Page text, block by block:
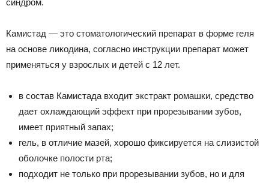
синдром.
Камистад — это стоматологический препарат в форме геля
на основе ликодина, согласно инструкции препарат может
применяться у взрослых и детей с 12 лет.
в состав Камистада входит экстракт ромашки, средство
дает охлаждающий эффект при прорезывании зубов,
имеет приятный запах;
гель, в отличие мазей, хорошо фиксируется на слизистой
оболочке полости рта;
подходит не только при прорезывании зубов, но и для